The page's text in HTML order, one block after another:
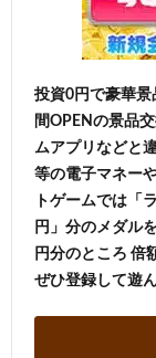
投資0円で豪華景
間OPENの景品
ムアプリなどと
等の電子マネー
トゲームでは「
円」分のメダル
円分のところ 倍
ぜひ登録して遊